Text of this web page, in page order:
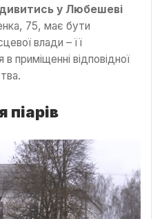
у Любешеві
75, має бути
влади – її
приміщенні відповідної
піарів